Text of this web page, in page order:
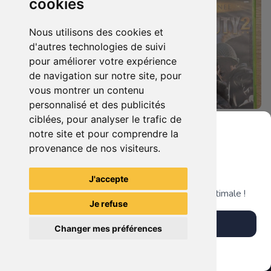
cookies
Nous utilisons des cookies et
d'autres technologies de suivi
pour améliorer votre expérience
de navigation sur notre site, pour
vous montrer un contenu
personnalisé et des publicités
ciblées, pour analyser le trafic de
notre site et pour comprendre la
provenance de nos visiteurs.
J'accepte
Je refuse
Changer mes préférences
8.90 € 0
Call Of Duty - Black Ops II Xbox 360
27.90 €
TheGamingR83
Grenier du Geek
Télécharge notre app pour une expérience optimale !
Télécharger l'app